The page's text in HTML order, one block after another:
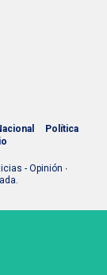
Política
- Opinión ∙